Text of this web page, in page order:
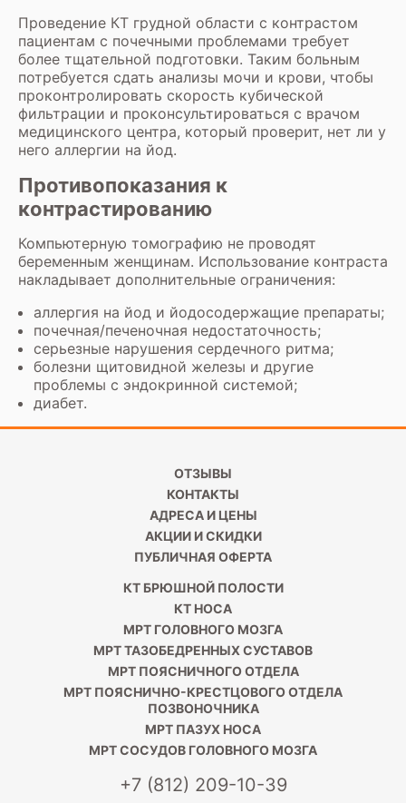
Проведение КТ грудной области с контрастом
пациентам с почечными проблемами требует
более тщательной подготовки. Таким больным
потребуется сдать анализы мочи и крови, чтобы
проконтролировать скорость кубической
фильтрации и проконсультироваться с врачом
медицинского центра, который проверит, нет ли у
него аллергии на йод.
Противопоказания к
контрастированию
Компьютерную томографию не проводят
беременным женщинам. Использование контраста
накладывает дополнительные ограничения:
аллергия на йод и йодосодержащие препараты;
почечная/печеночная недостаточность;
серьезные нарушения сердечного ритма;
болезни щитовидной железы и другие
проблемы с эндокринной системой;
диабет.
ОТЗЫВЫ
КОНТАКТЫ
АДРЕСА И ЦЕНЫ
АКЦИИ И СКИДКИ
ПУБЛИЧНАЯ ОФЕРТА
КТ БРЮШНОЙ ПОЛОСТИ
КТ НОСА
МРТ ГОЛОВНОГО МОЗГА
МРТ ТАЗОБЕДРЕННЫХ СУСТАВОВ
МРТ ПОЯСНИЧНОГО ОТДЕЛА
МРТ ПОЯСНИЧНО-КРЕСТЦОВОГО ОТДЕЛА
ПОЗВОНОЧНИКА
МРТ ПАЗУХ НОСА
МРТ СОСУДОВ ГОЛОВНОГО МОЗГА
+7 (812) 209-10-39